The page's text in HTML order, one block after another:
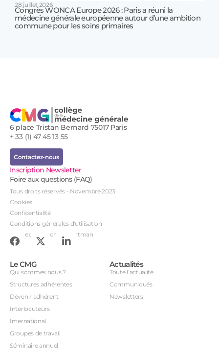
28 juillet 2026
Congrès WONCA Europe 2026 : Paris a réuni la
médecine générale européenne autour d’une ambition
commune pour les soins primaires
6 place Tristan Bernard 75017 Paris
+ 33 (1) 47 45 13 55
Contactez-nous
Inscription Newsletter
Foire aux questions (FAQ)
Tous droits réservés - Novembre 2023
Cookies
Confidentialité
Conditions générales d'utilisation
Conception : John Brightman
Le CMG
Qui sommes nous ?
Structures adhérentes
Dévenir adhérent
Interlocuteurs
International
Groupes de travail
Séminaire annuel
Actualités
Toute l’actualité
Communiqués
Newsletters